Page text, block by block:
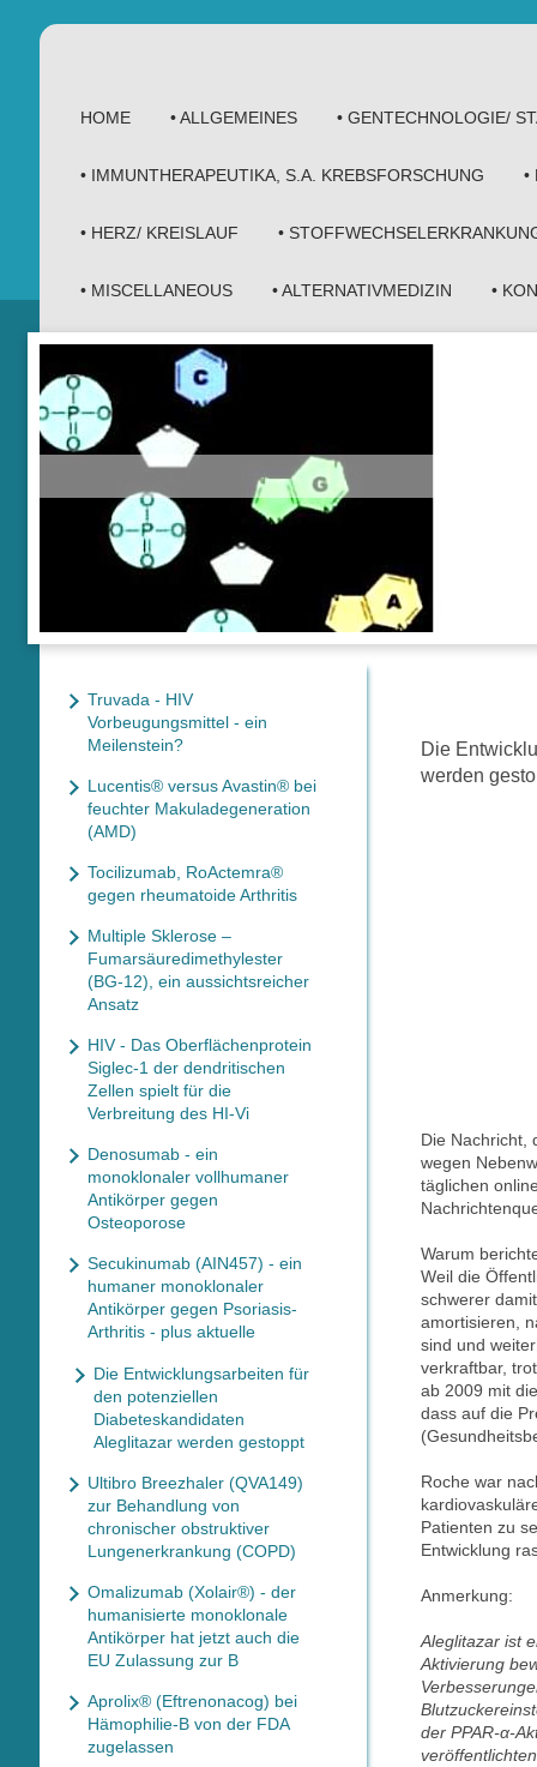
HOME • ALLGEMEINES • GENTECHNOLOGIE/
• IMMUNTHERAPEUTIKA, S.A. KREBSFORSCHUNG •
• HERZ/ KREISLAUF •
• MISCELLANEOUS • ALTERNATIVMEDIZIN •
Die
werden
Die Nachricht,
wegen
täglichen
Warum
Weil die
schwerer
amortisieren,
sind und
verkraftbar,
ab 2009 mit
dass auf die
Roche war
Patienten zu
Entwicklung
Anmerkung:
Aleglitazar ist
Aktivierung
der PPAR-α-
Truvada - HIV
Vorbeugungsmittel - ein
Meilenstein?
Lucentis® versus Avastin® bei
feuchter Makuladegeneration
(AMD)
Tocilizumab, RoActemra®
gegen rheumatoide Arthritis
Multiple Sklerose –
Fumarsäuredimethylester
(BG-12), ein aussichtsreicher
Ansatz
HIV - Das Oberflächenprotein
Siglec-1 der dendritischen
Zellen spielt für die
Verbreitung des HI-Vi
Denosumab - ein
monoklonaler vollhumaner
Antikörper gegen
Osteoporose
Secukinumab (AIN457) - ein
humaner monoklonaler
Antikörper gegen Psoriasis-
Arthritis - plus aktuelle
Die Entwicklungsarbeiten für
den potenziellen
Diabeteskandidaten
Aleglitazar werden gestoppt
Ultibro Breezhaler (QVA149)
zur Behandlung von
chronischer obstruktiver
Lungenerkrankung (COPD)
Omalizumab (Xolair®) - der
humanisierte monoklonale
Antikörper hat jetzt auch die
EU Zulassung zur B
Aprolix® (Eftrenonacog) bei
Hämophilie-B von der FDA
zugelassen